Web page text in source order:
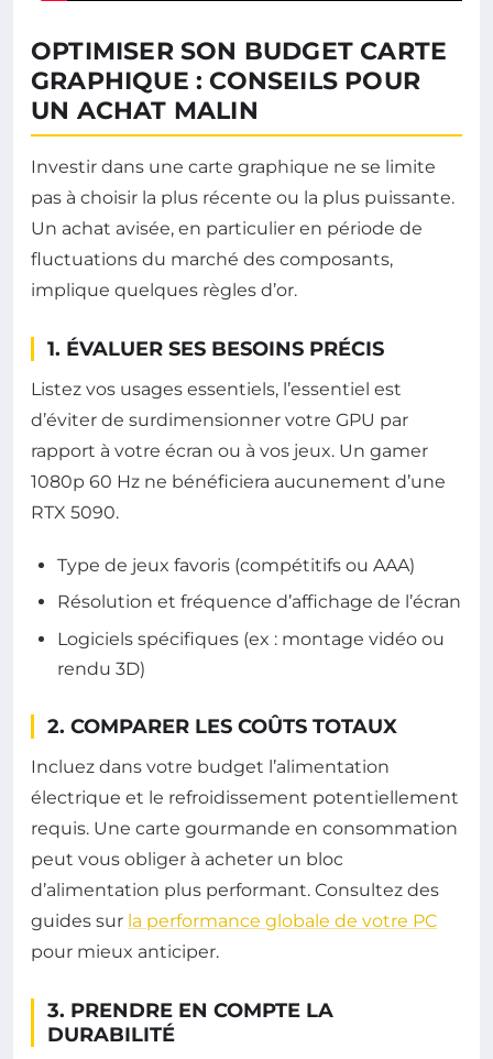
OPTIMISER SON BUDGET CARTE
GRAPHIQUE : CONSEILS POUR
UN ACHAT MALIN
Investir dans une carte graphique ne se limite
pas à choisir la plus récente ou la plus puissante.
Un achat avisée, en particulier en période de
fluctuations du marché des composants,
implique quelques règles d’or.
1. ÉVALUER SES BESOINS PRÉCIS
Listez vos usages essentiels, l’essentiel est
d’éviter de surdimensionner votre GPU par
rapport à votre écran ou à vos jeux. Un gamer
1080p 60 Hz ne bénéficiera aucunement d’une
RTX 5090.
Type de jeux favoris (compétitifs ou AAA)
Résolution et fréquence d’affichage de l’écran
Logiciels spécifiques (ex : montage vidéo ou
rendu 3D)
2. COMPARER LES COÛTS TOTAUX
Incluez dans votre budget l’alimentation
électrique et le refroidissement potentiellement
requis. Une carte gourmande en consommation
peut vous obliger à acheter un bloc
d’alimentation plus performant. Consultez des
guides sur la performance globale de votre PC
pour mieux anticiper.
3. PRENDRE EN COMPTE LA
DURABILITÉ